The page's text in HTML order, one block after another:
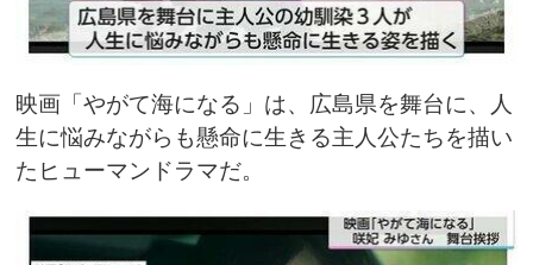
映画「やがて海になる」は、広島県を舞台に、人
生に悩みながらも懸命に生きる主人公たちを描い
たヒューマンドラマだ。